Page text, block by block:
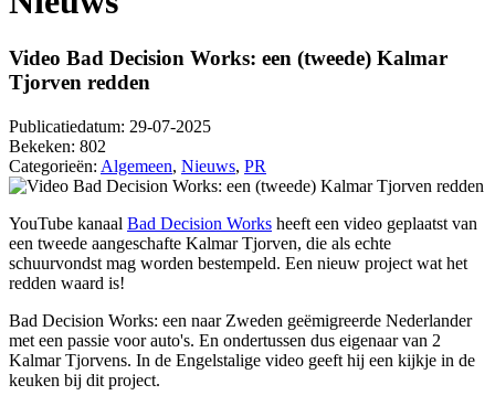
Video Bad Decision Works: een (tweede) Kalmar
Tjorven redden
Publicatiedatum: 29-07-2025
Bekeken: 802
Categorieën: Algemeen, Nieuws, PR
YouTube kanaal Bad Decision Works heeft een video geplaatst van
een tweede aangeschafte Kalmar Tjorven, die als echte
schuurvondst mag worden bestempeld. Een nieuw project wat het
redden waard is!
Bad Decision Works: een naar Zweden geëmigreerde Nederlander
met een passie voor auto's. En ondertussen dus eigenaar van 2
Kalmar Tjorvens. In de Engelstalige video geeft hij een kijkje in de
keuken bij dit project.